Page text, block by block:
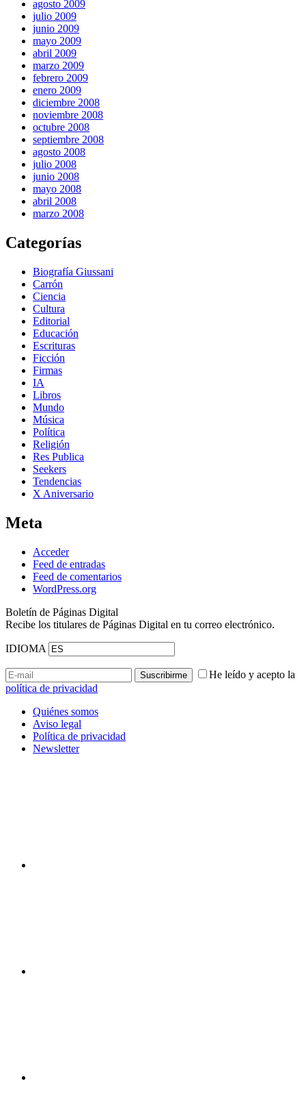
agosto 2009
julio 2009
junio 2009
mayo 2009
abril 2009
marzo 2009
febrero 2009
enero 2009
diciembre 2008
noviembre 2008
octubre 2008
septiembre 2008
agosto 2008
julio 2008
junio 2008
mayo 2008
abril 2008
marzo 2008
Categorías
Biografía Giussani
Carrón
Ciencia
Cultura
Editorial
Educación
Escrituras
Ficción
Firmas
IA
Libros
Mundo
Música
Política
Religión
Res Publica
Seekers
Tendencias
X Aniversario
Meta
Acceder
Feed de entradas
Feed de comentarios
WordPress.org
Boletín de Páginas Digital
Recibe los titulares de Páginas Digital en tu correo electrónico.
IDIOMA
He leído y acepto la
política de privacidad
Quiénes somos
Aviso legal
Política de privacidad
Newsletter